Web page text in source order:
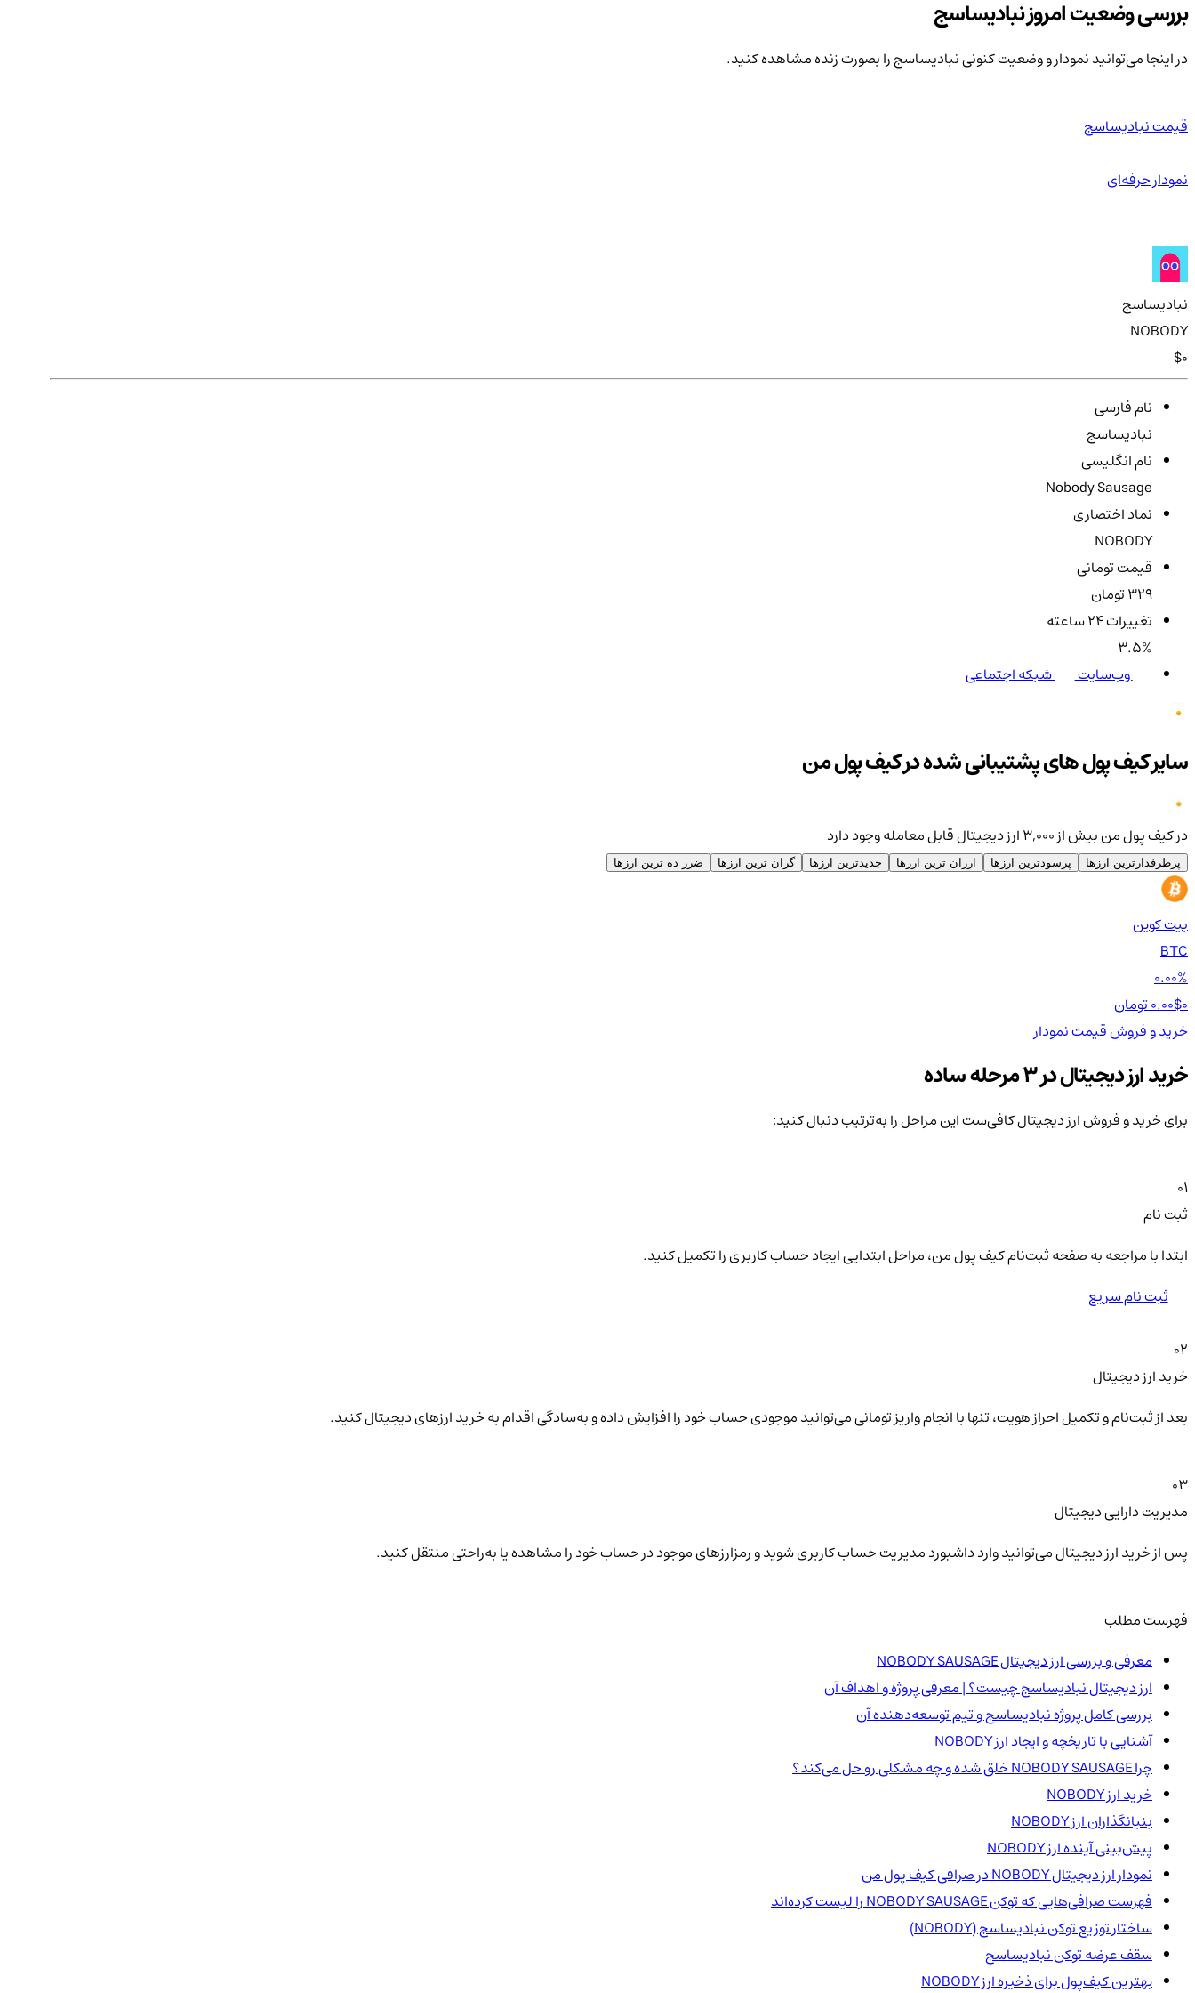
بررسی وضعیت امروز نباد‌یساسج
در اینجا می‌توانید نمودار و وضعیت کنونی نباد‌یساسج را بصورت زنده مشاهده کنید.
قیمت نباد‌یساسج
نمودار حرفه‌ای
نباد‌یساسج
NOBODY
$0
نام فارسی
نباد‌یساسج
نام انگلیسی
Nobody Sausage
نماد اختصاری
NOBODY
قیمت تومانی
329 تومان
تغییرات ۲۴ ساعته
3.5%
وب‌سایت
شبکه اجتماعی
سایر کیف پول های پشتیبانی شده در کیف پول من
در کیف پول من بیش از ۳,۰۰۰ ارز دیجیتال قابل معامله وجود دارد
پرطرفدارترین ارزها پرسودترین ارزها ارزان ترین ارزها جدیدترین ارزها گران ترین ارزها ضرر ده ترین ارزها
بیت کوین
BTC
0.00%
0.00$0 تومان
خرید و فروشقیمتنمودار
خرید ارز دیجیتال در 3 مرحله ساده
برای خرید و فروش ارز دیجیتال کافی‌ست این مراحل را به‌ترتیب دنبال کنید:
01
ثبت نام
ابتدا با مراجعه به صفحه ثبت‌نام کیف‌ پول من، مراحل ابتدایی ایجاد حساب کاربری را تکمیل کنید.
ثبت نام سریع
02
خرید ارز دیجیتال
بعد از ثبت‌نام و تکمیل احراز هویت، تنها با انجام واریز تومانی می‌توانید موجودی حساب خود را افزایش داده و به‌سادگی اقدام به خرید ارزهای دیجیتال کنید.
03
مدیریت دارایی دیجیتال
پس از خرید ارز دیجیتال می‌توانید وارد داشبورد مدیریت حساب کاربری شوید و رمزارزهای موجود در حساب خود را مشاهده یا به‌راحتی منتقل کنید.
فهرست مطلب
معرفی و بررسی ارز دیجیتال NOBODY SAUSAGE
ارز دیجیتال نباد‌یساسج چیست؟ | معرفی پروژه و اهداف آن
بررسی کامل پروژه نباد‌یساسج و تیم توسعه‌دهنده آن
آشنایی با تاریخچه و ایجاد ارز NOBODY
چرا NOBODY SAUSAGE خلق شده و چه مشکلی رو حل می‌کند؟
خرید ارز NOBODY
بنیانگذاران ارز NOBODY
پیش‌بینی آینده ارز NOBODY
نمودار ارز دیجیتال NOBODY در صرافی کیف پول من
فهرست صرافی‌هایی که توکن NOBODY SAUSAGE را لیست کرده‌اند
ساختار توزیع توکن نباد‌یساسج (NOBODY)
سقف عرضه توکن نباد‌یساسج
بهترین کیف‌پول برای ذخیره ارز NOBODY